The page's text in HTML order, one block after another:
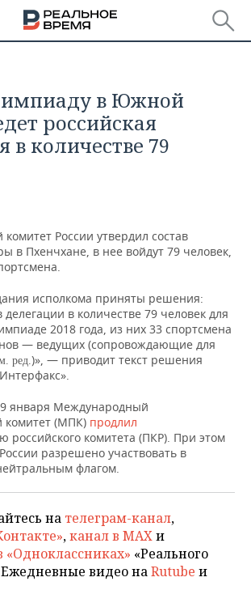
ДОХОДАХ
ПФО
в Южной
российская
в количестве 79
России утвердил состав
в Пхенчхане, в нее войдут 79 человек,
исполкома приняты решения:
делегации в количестве 79 человек для
2018 года, из них 33 спортсмена
— ведущих (сопровождающие для
ред.)», — приводит текст решения
января Международный
комитет (МПК) продлил
российского комитета (ПКР). При этом
разрешено участвовать в
флагом.
на телеграм-канал,
,канал в MAXи
«Одноклассниках» «Реального
видео наRutube и